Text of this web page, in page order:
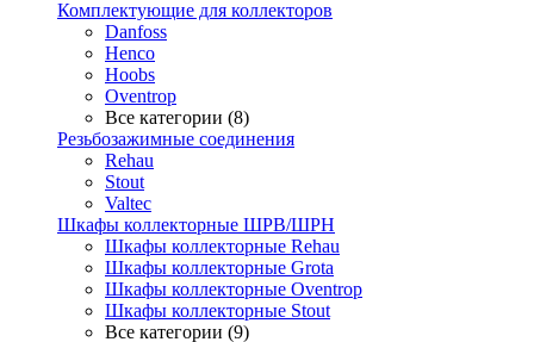
Комплектующие для коллекторов
Danfoss
Henco
Hoobs
Oventrop
Все категории (8)
Резьбозажимные соединения
Rehau
Stout
Valtec
Шкафы коллекторные ШРВ/ШРН
Шкафы коллекторные Rehau
Шкафы коллекторные Grota
Шкафы коллекторные Oventrop
Шкафы коллекторные Stout
Все категории (9)